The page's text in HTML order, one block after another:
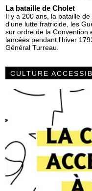
La bataille de Cholet
Il y a 200 ans, la bataille
d'une lutte fratricide, les
sur ordre de la Convention
lancées pendant l'hiver
Général Turreau.
CULTURE